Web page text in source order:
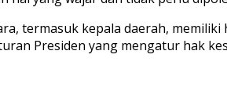
termasuk kepala daerah,
Presiden yang mengatur hak